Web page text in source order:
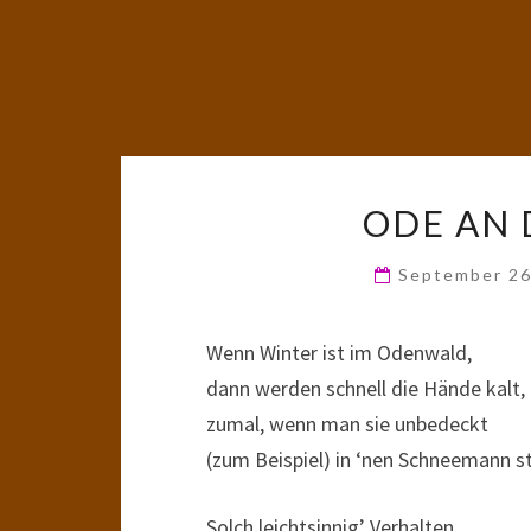
ODE AN
September
Wenn Winter ist im Odenwald,
dann werden schnell die Hände kalt,
zumal, wenn man sie unbedeckt
(zum Beispiel) in ‘nen Schneemann